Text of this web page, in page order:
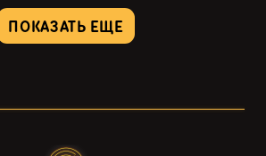
ПОКАЗАТЬ ЕЩЕ